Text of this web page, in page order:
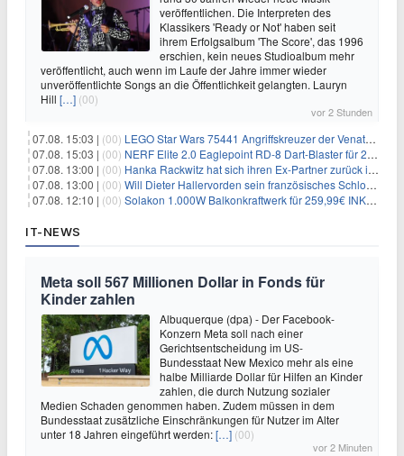
veröffentlichen. Die Interpreten des
Klassikers 'Ready or Not' haben seit
ihrem Erfolgsalbum 'The Score', das 1996
erschien, kein neues Studioalbum mehr
veröffentlicht, auch wenn im Laufe der Jahre immer wieder
unveröffentlichte Songs an die Öffentlichkeit gelangten. Lauryn
Hill […] (00)
vor 2 Stunden
07.08. 15:03 | (00) LEGO Star Wars 75441 Angriffskreuzer der Venator-Klasse für 50,25€
07.08. 15:03 | (00) NERF Elite 2.0 Eaglepoint RD-8 Dart-Blaster für 20,49€
07.08. 13:00 | (00) Hanka Rackwitz hat sich ihren Ex-Partner zurück ins Haus geholt
07.08. 13:00 | (00) Will Dieter Hallervorden sein französisches Schloss verkaufen?
07.08. 12:10 | (00) Solakon 1.000W Balkonkraftwerk für 259,99€ INKL. VERSAND! 800W Wechselrichter, bifazial
IT-NEWS
Meta soll 567 Millionen Dollar in Fonds für
Kinder zahlen
Albuquerque (dpa) - Der Facebook-
Konzern Meta soll nach einer
Gerichtsentscheidung im US-
Bundesstaat New Mexico mehr als eine
halbe Milliarde Dollar für Hilfen an Kinder
zahlen, die durch Nutzung sozialer
Medien Schaden genommen haben. Zudem müssen in dem
Bundesstaat zusätzliche Einschränkungen für Nutzer im Alter
unter 18 Jahren eingeführt werden:[…] (00)
vor 2 Minuten